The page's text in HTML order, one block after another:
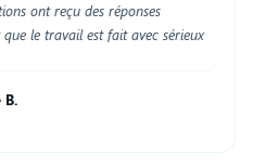
ont reçu des réponses
que le travail est fait avec sérieux
B.